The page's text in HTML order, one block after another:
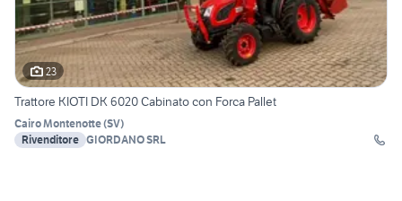
23
Trattore KIOTI DK 6020 Cabinato con Forca Pallet
Cairo Montenotte(SV)
Rivenditore GIORDANO SRL